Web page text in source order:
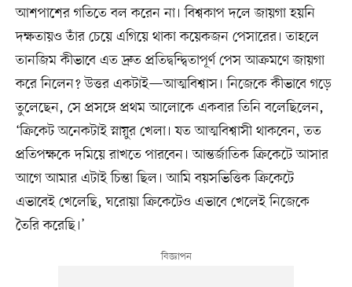
আশপাশের গতিতে বল করেন না। বিশ্বকাপ দলে জায়গা হয়নি
দক্ষতায়ও তাঁর চেয়ে এগিয়ে থাকা কয়েকজন পেসারের। তাহলে
তানজিম কীভাবে এত দ্রুত প্রতিদ্বন্দ্বিতাপূর্ণ পেস আক্রমণে জায়গা
করে নিলেন? উত্তর একটাই—আত্মবিশ্বাস। নিজেকে কীভাবে গড়ে
তুলেছেন, সে প্রসঙ্গে প্রথম আলোকে একবার তিনি বলেছিলেন,
‘ক্রিকেট অনেকটাই স্নায়ুর খেলা। যত আত্মবিশ্বাসী থাকবেন, তত
প্রতিপক্ষকে দমিয়ে রাখতে পারবেন। আন্তর্জাতিক ক্রিকেটে আসার
আগে আমার এটাই চিন্তা ছিল। আমি বয়সভিত্তিক ক্রিকেটে
এভাবেই খেলেছি, ঘরোয়া ক্রিকেটেও এভাবে খেলেই নিজেকে
তৈরি করেছি।’